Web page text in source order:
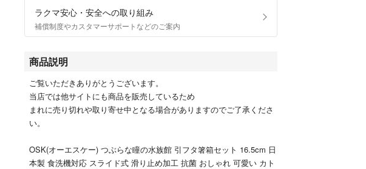
ラクマ安心・安全への取り組み
補償制度やカスタマーサポートなどのご案内
商品説明
ご覧いただきありがとうございます。
当店では他サイトにも商品を販売しているため
まれに売り切れや取り寄せ中となる場合がありますのでご了承くださ
い。
OSK(オーエスケー) つぶらな瞳の水族館 引フタ箸箱セット 16.5cm 日
本製 食洗機対応 スライド式 滑り止め加工 抗菌 おしゃれ 可愛い カト